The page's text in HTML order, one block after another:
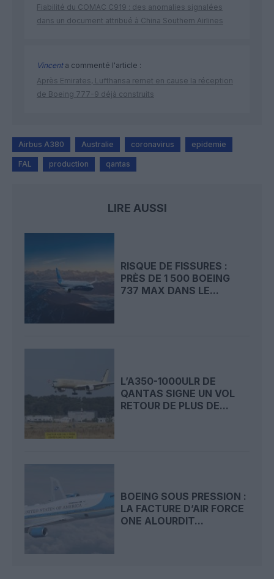
Fiabilité du COMAC C919 : des anomalies signalées
dans un document attribué à China Southern Airlines
Vincenta commenté l'article :
Après Emirates, Lufthansa remet en cause la réception
de Boeing 777-9 déjà construits
Airbus A380 Australie coronavirus epidemie
FAL production qantas
LIRE AUSSI
RISQUE DE FISSURES :
PRÈS DE 1 500 BOEING
737 MAX DANS LE...
L’A350-1000ULR DE
QANTAS SIGNE UN VOL
RETOUR DE PLUS DE...
BOEING SOUS PRESSION :
LA FACTURE D’AIR FORCE
ONE ALOURDIT...